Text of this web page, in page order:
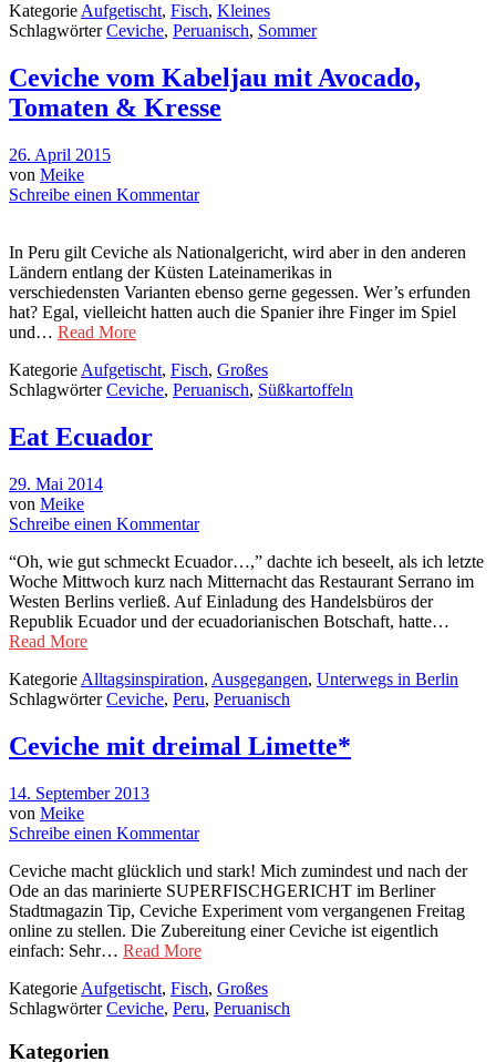
KategorieAufgetischt, Fisch, Kleines
SchlagwörterCeviche, Peruanisch, Sommer
Ceviche vom Kabeljau mit Avocado,
Tomaten & Kresse
26. April 2015
von Meike
Schreibe einen Kommentar
In Peru gilt Ceviche als Nationalgericht, wird aber in den anderen
Ländern entlang der Küsten Lateinamerikas in
verschiedensten Varianten ebenso gerne gegessen. Wer’s erfunden
hat? Egal, vielleicht hatten auch die Spanier ihre Finger im Spiel
und… Read More
Kategorie Aufgetischt, Fisch, Großes
SchlagwörterCeviche, Peruanisch, Süßkartoffeln
Eat Ecuador
29. Mai 2014
von Meike
Schreibe einen Kommentar
“Oh, wie gut schmeckt Ecuador…,” dachte ich beseelt, als ich letzte
Woche Mittwoch kurz nach Mitternacht das Restaurant Serrano im
Westen Berlins verließ. Auf Einladung des Handelsbüros der
Republik Ecuador und der ecuadorianischen Botschaft, hatte…
Read More
Kategorie Alltagsinspiration, Ausgegangen, Unterwegs in Berlin
SchlagwörterCeviche, Peru, Peruanisch
Ceviche mit dreimal Limette*
14. September 2013
von Meike
Schreibe einen Kommentar
Ceviche macht glücklich und stark! Mich zumindest und nach der
Ode an das marinierte SUPERFISCHGERICHT im Berliner
Stadtmagazin Tip, Ceviche Experiment vom vergangenen Freitag
online zu stellen. Die Zubereitung einer Ceviche ist eigentlich
einfach: Sehr… Read More
Kategorie Aufgetischt, Fisch, Großes
SchlagwörterCeviche, Peru, Peruanisch
Kategorien